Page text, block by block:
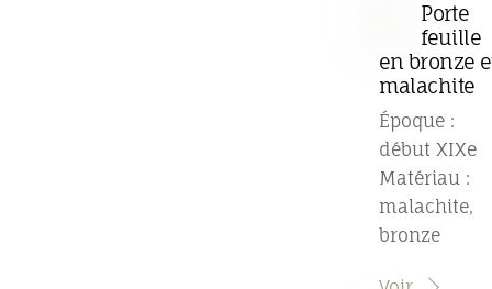
Porte
feuille
en bronze
malachite
Époque :
début XIXe
Matériau :
malachite,
bronze